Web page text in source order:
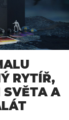
RYTÍŘ,
SVĚTA A